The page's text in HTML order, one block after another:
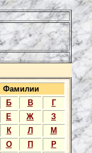
Фамилии
Б В
Г
Е Ж
З
К Л
М
О П
Р